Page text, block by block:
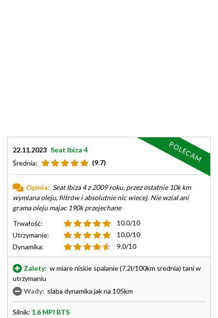
22.11.2023 Seat Ibiza 4
Średnia:
(9.7)
Opinia: Seat Ibiza 4 z 2009 roku, przez ostatnie 10k km
wymiana oleju, filtrów i absolutnie nic wiecej. Nie wzial ani
grama oleju majac 190k przejechane
Trwałość:
10.0/10
Utrzymanie:
10.0/10
Dynamika:
9.0/10
Zalety: w miare niskie spalanie (7.2l/100km srednia) tani w
utrzymaniu
Wady: slaba dynamika jak na 105km
Silnik: 1.6 MPI BTS
POLECAM